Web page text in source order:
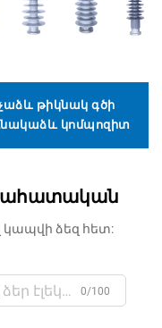
թիկնակ գծի
կոմպոզիտ
կապվի ձեզ հետ:
0/100